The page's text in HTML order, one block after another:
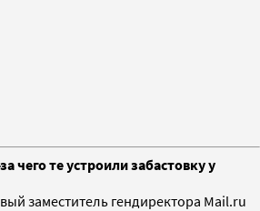
те устроили забастовку у
заместитель гендиректора Mail.ru